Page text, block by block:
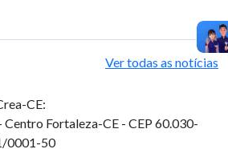
Ver todas as notícias
CE:
Centro Fortaleza-CE - CEP 60.030-
0001-50